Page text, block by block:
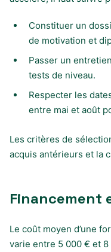
Constituer un
de motivation et
Passer un
tests de niveau.
Respecter les
entre mai et août
Les critères de
acquis antérieurs et la
Financement
Le coût moyen d’une
varie entre 5 000 € et